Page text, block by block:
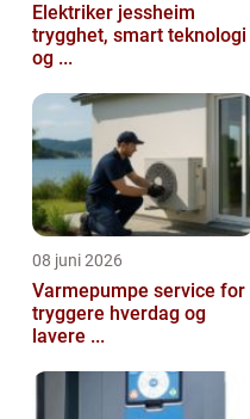
Elektriker jessheim
trygghet, smart teknologi
og ...
08 juni 2026
Varmepumpe service for
tryggere hverdag og
lavere ...